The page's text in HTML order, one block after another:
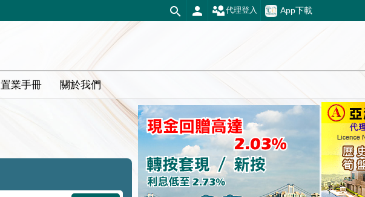
App下載
代理登入
置業手冊 關於我們